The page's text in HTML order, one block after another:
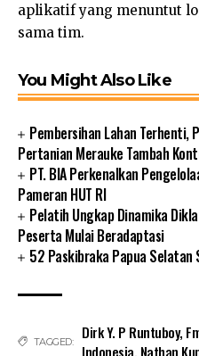
aplikatif yang menuntut
sama tim.
You Might Also Like
Pembersihan Lahan Terhenti,
Pertanian Merauke Tambah
PT. BIA Perkenalkan
Pameran HUT RI
Pelatih Ungkap Dinamika
Peserta Mulai Beradaptasi
52 Paskibraka Papua Selatan
TAGGED: Dirk Y. P Runtuboy,
Indonesia Nathan